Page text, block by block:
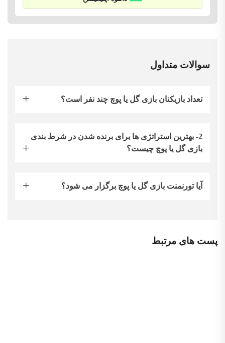
سوالات متداول
تعداد بازیکنان بازی گل یا پوچ چند نفر است؟
2- بهترین استراتژی ها برای برنده شدن در شرط بندی
بازی گل یا پوچ چیست؟
آیا تورنمنت بازی گل یا پوچ برگزار می شود؟
پست های مرتبط